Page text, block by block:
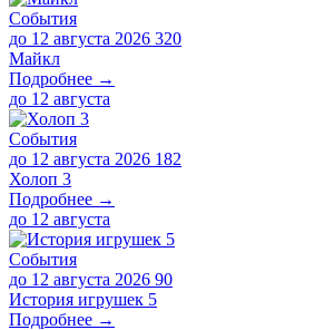
События
до 12 августа 2026 320
Майкл
Подробнее →
до 12 августа
События
до 12 августа 2026 182
Холоп 3
Подробнее →
до 12 августа
События
до 12 августа 2026 90
История игрушек 5
Подробнее →